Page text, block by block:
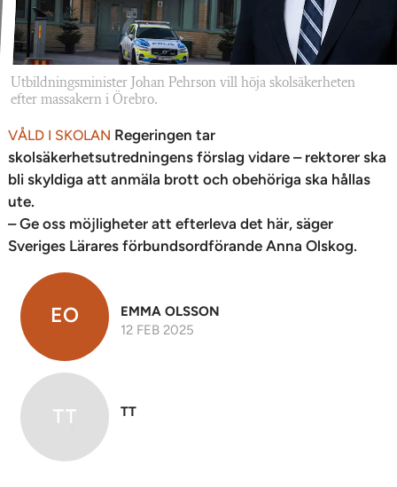
Utbildningsminister Johan Pehrson vill höja skolsäkerheten
efter massakern i Örebro.
VÅLD I SKOLAN Regeringen tar
skolsäkerhetsutredningens förslag vidare – rektorer ska
bli skyldiga att anmäla brott och obehöriga ska hållas
ute.
– Ge oss möjligheter att efterleva det här, säger
Sveriges Lärares förbundsordförande Anna Olskog.
EO
EMMA OLSSON
12 FEB 2025
TT